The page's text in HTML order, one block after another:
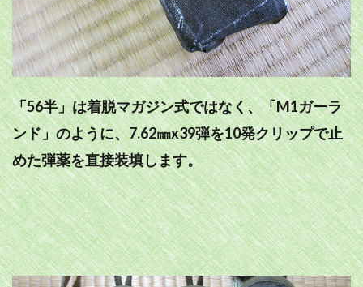
「56半」は着脱マガジン式ではなく、「M1ガーラ
ンド」のように、7.62㎜x39弾を10発クリップで止
めた弾薬を直接装填します。